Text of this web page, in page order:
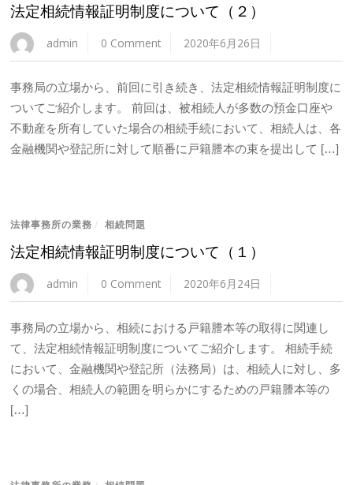
法定相続情報証明制度について（２）
admin 0 Comment 2020年6月26日
事務局の立場から、前回に引き続き、法定相続情報証明制度に
ついてご紹介します。 前回は、被相続人が多数の預金口座や
不動産を所有していた場合の相続手続において、相続人は、各
金融機関や登記所に対して順番に戸籍謄本の束を提出して […]
法律事務所の業務 / 相続問題
法定相続情報証明制度について（１）
admin 0 Comment 2020年6月24日
事務局の立場から、相続における戸籍謄本等の取得に関連し
て、法定相続情報証明制度についてご紹介します。 相続手続
において、金融機関や登記所（法務局）は、相続人に対し、多
くの場合、相続人の範囲を明らかにするための戸籍謄本等の
[…]